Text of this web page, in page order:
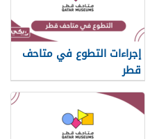
إجراءات التطوع في متاحف
قطر